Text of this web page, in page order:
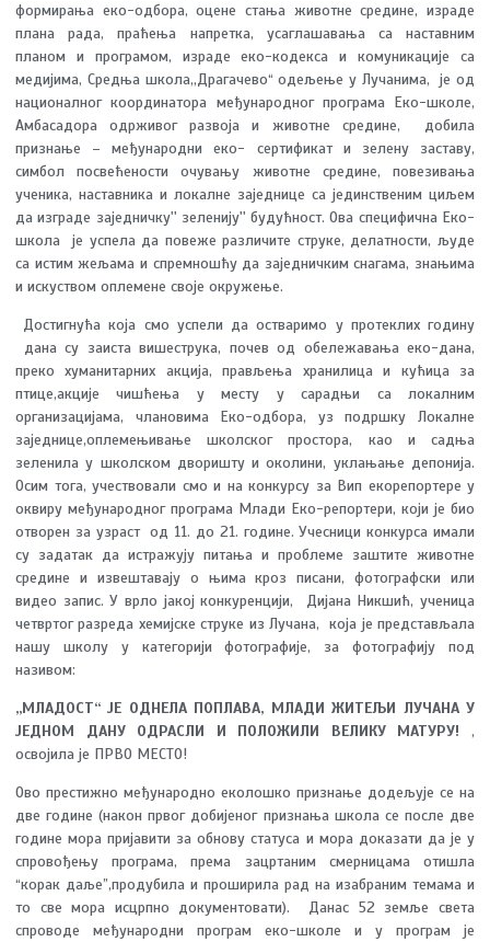
формирања еко-одбора, оцене стања животне средине, израде
плана рада, праћења напретка, усаглашавања са наставним
планом и програмом, израде еко-кодекса и комуникације са
медијима, Средња школа,,Драгачево“ одељење у Лучанима, је од
националног координатора међународног програма Еко-школе,
Амбасадора одрживог развоја и животне средине, добила
признање – међународни еко- сертификат и зелену заставу,
симбол посвећености очувању животне средине, повезивања
ученика, наставника и локалне заједнице са јединственим циљем
да изграде заједничку'' зеленију'' будућност. Ова специфична Еко-
школа је успела да повеже различите струке, делатности, људе
са истим жељама и спремношћу да заједничким снагама, знањима
и искуством оплемене своје окружење.
Достигнућа која смо успели да остваримо у протеклих годину
дана су заиста вишеструка, почев од обележавања еко-дана,
преко хуманитарних акција, прављења хранилица и кућица за
птице,акције чишћења у месту у сарадњи са локалним
организацијама, члановима Еко-одбора, уз подршку Локалне
заједнице,оплемењивање школског простора, као и садња
зеленила у школском дворишту и околини, уклањање депонија.
Осим тога, учествовали смо и на конкурсу за Вип екорепортере у
оквиру међународног програма Млади Еко-репортери, који је био
отворен за узраст од 11. до 21. године. Учесници конкурса имали
су задатак да истражују питања и проблеме заштите животне
средине и извештавају о њима кроз писани, фотографски или
видео запис. У врло јакој конкуренцији, Дијана Никшић, ученица
четвртог разреда хемијске струке из Лучана, која је представљала
нашу школу у категорији фотографије, за фотографију под
називом:
,,МЛАДОСТ“ ЈЕ ОДНЕЛА ПОПЛАВА, МЛАДИ ЖИТЕЉИ ЛУЧАНА У
ЈЕДНОМ ДАНУ ОДРАСЛИ И ПОЛОЖИЛИ ВЕЛИКУ МАТУРУ! ,
освојила је ПРВО МЕСТО!
Ово престижно међународно еколошко признање додељује се на
две године (након првог добијеног признања школа се после две
године мора пријавити за обнову статуса и мора доказати да је у
спровођењу програма, према зацртаним смерницама отишла
“корак даље”,продубила и проширила рад на изабраним темама и
то све мора исцрпно документовати). Данас 52 земље света
спроводе међународни програм еко-школе и у програм је